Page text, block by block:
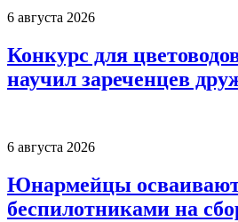
6 августа 2026
Конкурс для
научил зареченцев
6 августа 2026
Юнармейцы осваивают
беспилотниками на